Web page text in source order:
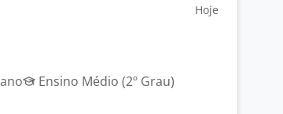
Hoje
Ensino Médio (2º Grau)